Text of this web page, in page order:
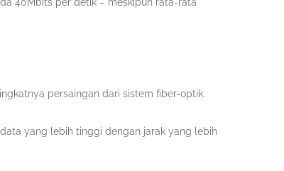
persaingan dari sistem fiber-optik.
yang lebih tinggi dengan jarak yang lebih